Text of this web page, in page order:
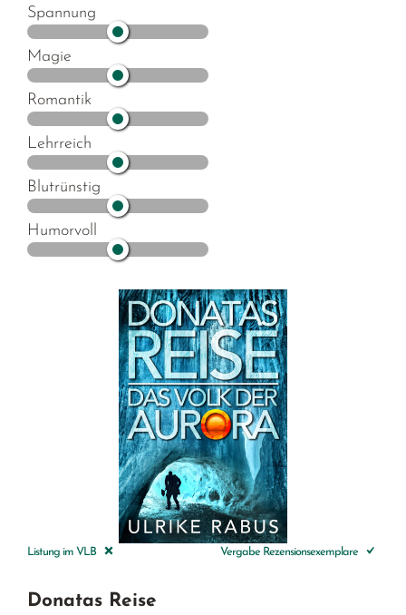
Spannung
Magie
Romantik
Lehrreich
Blutrünstig
Humorvoll
Listung im VLB Vergabe Rezensionsexemplare
Donatas Reise